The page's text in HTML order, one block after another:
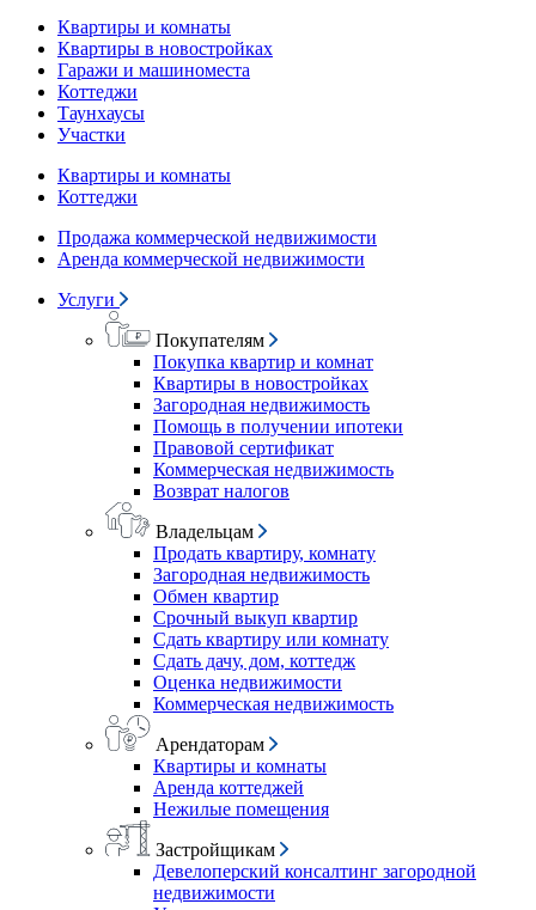
Квартиры и комнаты
Квартиры в новостройках
Гаражи и машиноместа
Коттеджи
Таунхаусы
Участки
Квартиры и комнаты
Коттеджи
Продажа коммерческой недвижимости
Аренда коммерческой недвижимости
Услуги
Покупателям
Покупка квартир и комнат
Квартиры в новостройках
Загородная недвижимость
Помощь в получении ипотеки
Правовой сертификат
Коммерческая недвижимость
Возврат налогов
Владельцам
Продать квартиру, комнату
Загородная недвижимость
Обмен квартир
Срочный выкуп квартир
Сдать квартиру или комнату
Сдать дачу, дом, коттедж
Оценка недвижимости
Коммерческая недвижимость
Арендаторам
Квартиры и комнаты
Аренда коттеджей
Нежилые помещения
Застройщикам
Девелоперский консалтинг загородной
недвижимости